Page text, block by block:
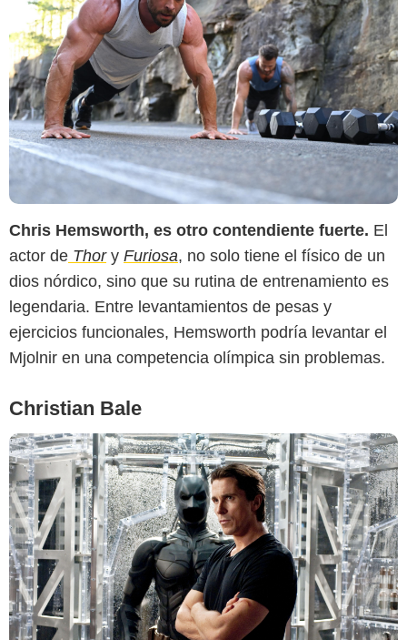
Chris Hemsworth, es otro contendiente fuerte. El
actor de Thor y Furiosa, no solo tiene el físico de un
dios nórdico, sino que su rutina de entrenamiento es
legendaria. Entre levantamientos de pesas y
ejercicios funcionales, Hemsworth podría levantar el
Mjolnir en una competencia olímpica sin problemas.
Christian Bale
Deadline